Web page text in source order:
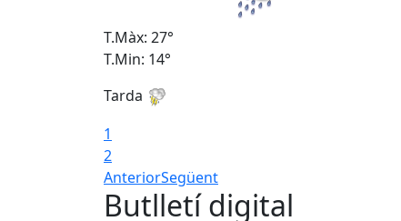
T.Màx: 27°
T.Min: 14°
Tarda
1
2
AnteriorSegüent
Butlletí digital